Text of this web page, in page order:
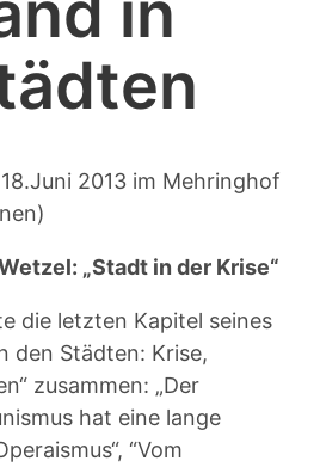
2013 im Mehringhof
„Stadt in der Krise“
die letzten Kapitel seines
den Städten: Krise,
zusammen: „Der
hat eine lange
“Vom